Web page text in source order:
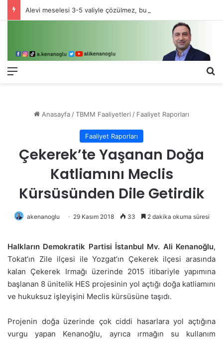
Menü
Anasayfa /TBMM Faaliyetleri / Faaliyet Raporları
Faaliyet Raporları
Çekerek’te Yaşanan Doğa
Katliamını Meclis
Kürsüsünden Dile Getirdik
akenanoglu 29 Kasım 2018 33 2 dakika okuma süresi
Halkların Demokratik Partisi İstanbul Mv. Ali Kenanoğlu,
Tokat’ın Zile ilçesi ile Yozgat’ın Çekerek ilçesi arasında
kalan Çekerek Irmağı üzerinde 2015 itibariyle yapımına
başlanan 8 ünitelik HES projesinin yol açtığı doğa katliamını
ve hukuksuz işleyişini Meclis kürsüsüne taşıdı.
Projenin doğa üzerinde çok ciddi hasarlara yol açtığına
vurgu yapan Kenanoğlu, ayrıca ırmağın su kullanım